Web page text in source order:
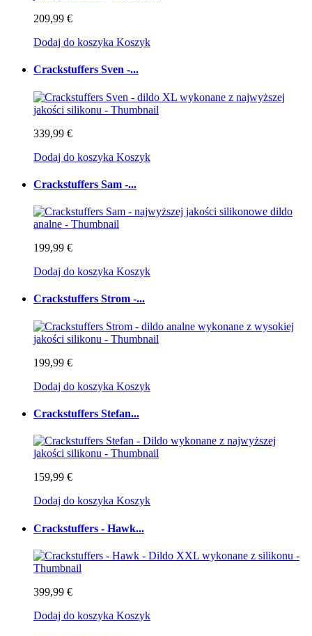
209,99 €
Dodaj do koszyka Koszyk
Crackstuffers Sven -...
339,99 €
Dodaj do koszyka Koszyk
Crackstuffers Sam -...
199,99 €
Dodaj do koszyka Koszyk
Crackstuffers Strom -...
199,99 €
Dodaj do koszyka Koszyk
Crackstuffers Stefan...
159,99 €
Dodaj do koszyka Koszyk
Crackstuffers - Hawk...
399,99 €
Dodaj do koszyka Koszyk